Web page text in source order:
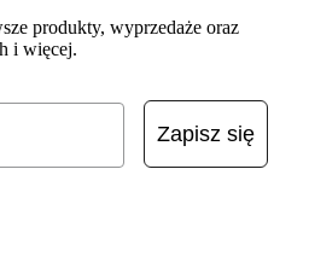
produkty, wyprzedaże oraz
i więcej.
Zapisz się